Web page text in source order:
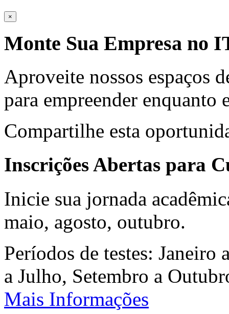
×
Monte Sua Empresa no
Aproveite nossos espaços
para empreender enquanto
Compartilhe esta
Inscrições Abertas para
Inicie sua jornada
maio, agosto, outubro.
Períodos de testes:
a Julho, Setembro a
Mais Informações